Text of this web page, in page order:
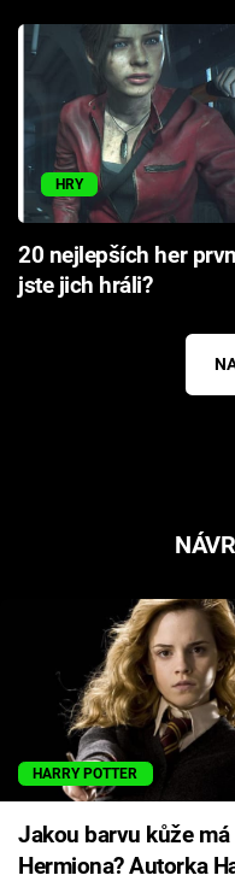
HRY
20 nejlepších her
jste jich hráli?
HARRY POTTER
Jakou barvu kůže má
Hermiona? Autorka